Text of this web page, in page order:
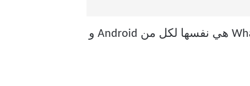
بصرف النظر عن بعض الاختلافات في واجهة المستخدم ، فإن خطوات الحظر والإبلاغ عن WhatsApp هي نفسها لكل من Android و